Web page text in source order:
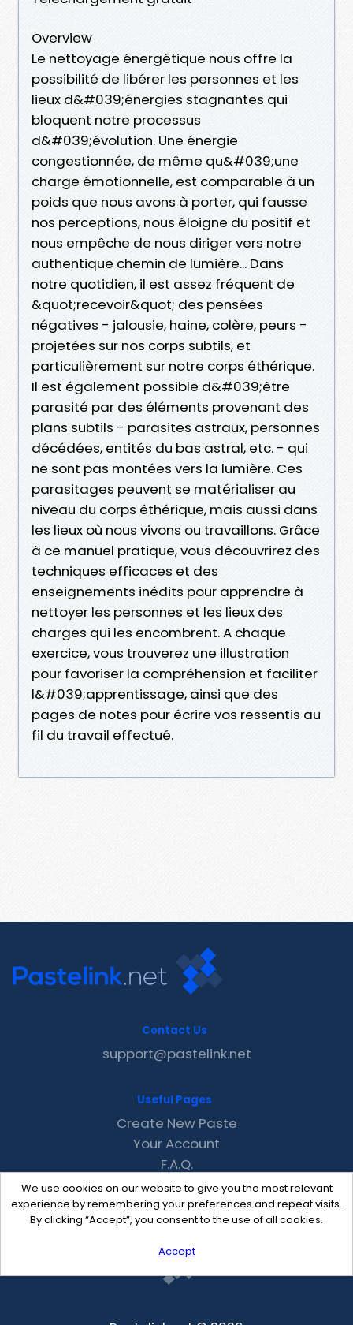
Overview
Le nettoyage énergétique nous offre la
possibilité de libérer les personnes et les
lieux d&#039;énergies stagnantes qui
bloquent notre processus
d&#039;évolution. Une énergie
congestionnée, de même qu&#039;une
charge émotionnelle, est comparable à un
poids que nous avons à porter, qui fausse
nos perceptions, nous éloigne du positif et
nous empêche de nous diriger vers notre
authentique chemin de lumière... Dans
notre quotidien, il est assez fréquent de
&quot;recevoir&quot; des pensées
négatives - jalousie, haine, colère, peurs -
projetées sur nos corps subtils, et
particulièrement sur notre corps éthérique.
Il est également possible d&#039;être
parasité par des éléments provenant des
plans subtils - parasites astraux, personnes
décédées, entités du bas astral, etc. - qui
ne sont pas montées vers la lumière. Ces
parasitages peuvent se matérialiser au
niveau du corps éthérique, mais aussi dans
les lieux où nous vivons ou travaillons. Grâce
à ce manuel pratique, vous découvrirez des
techniques efficaces et des
enseignements inédits pour apprendre à
nettoyer les personnes et les lieux des
charges qui les encombrent. A chaque
exercice, vous trouverez une illustration
pour favoriser la compréhension et faciliter
l&#039;apprentissage, ainsi que des
pages de notes pour écrire vos ressentis au
fil du travail effectué.
We use cookies on our website to give you the most relevant
experience by remembering your preferences and repeat visits.
By clicking “Accept”, you consent to the use of all cookies.
Accept
Contact Us
support@pastelink.net
Useful Pages
Create New Paste
Your Account
F.A.Q.
Recent
Contact